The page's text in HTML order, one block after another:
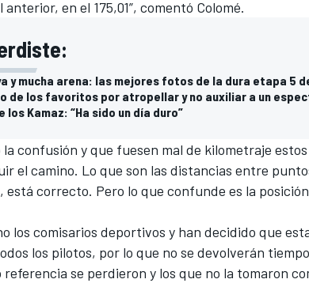
en el 175,01”, comentó Colomé.
y mucha arena: las mejores fotos de la dura etapa 5
de los favoritos por atropellar y no auxiliar a un
Kamaz: “Ha sido un día duro”
la confusión y que fuesen mal de kilometraje
el camino. Lo que son las distancias entre
está correcto. Pero lo que confunde es la
los comisarios deportivos y han decidido que
los pilotos, por lo que no se devolverán
se perdieron y los que no la tomaron